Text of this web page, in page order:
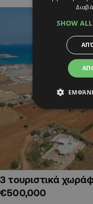
3 τουριστικά
€500,000
SHOW